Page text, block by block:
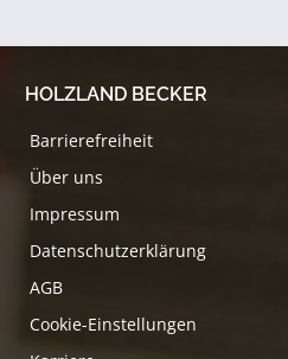
HOLZLAND BECKER
Barrierefreiheit
Über uns
Impressum
Datenschutzerklärung
AGB
Cookie-Einstellungen